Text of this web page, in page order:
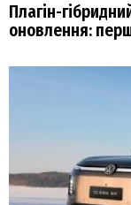
Плагін-
оновлення: